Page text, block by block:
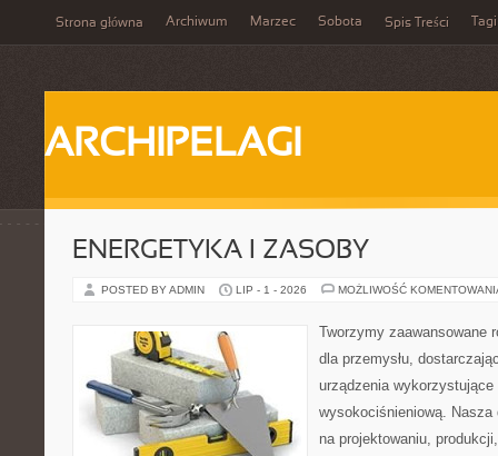
Strona główna Archiwum Marzec Sobota Spis Treści Tagi
ARCHIPELAGI
ENERGETYKA I ZASOBY
POSTED BY ADMIN LIP - 1 - 2026 MOŻLIWOŚĆ
Tworzymy zaawansowane
dla przemysłu,
urządzenia wykorzystujące
wysokociśnieniową. Nasza
na projektowaniu,